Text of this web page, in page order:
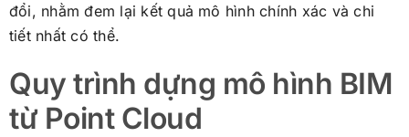
đổi, nhằm đem lại kết quả mô hình chính xác và chi
tiết nhất có thể.
Quy trình dựng mô hình BIM
từ Point Cloud